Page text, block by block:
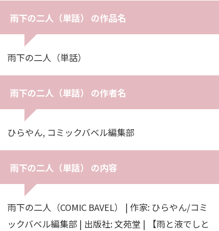
雨下の二人（単話） の作品名
雨下の二人（単話）
雨下の二人（単話） の作者名
ひらやん, コミックバベル編集部
雨下の二人（単話） の内容
雨下の二人（COMIC BAVEL） | 作家: ひらやん/コミ
ックバベル編集部 | 出版社: 文苑堂 | 【雨と液でしと